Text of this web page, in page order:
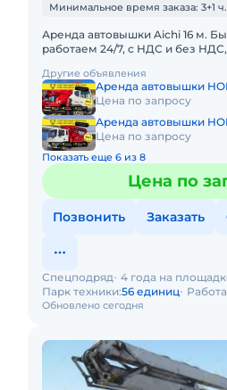
Минимальное время заказа: 3+1 ч.
Аренда автовышки Aichi 16 м.
работаем 24/7, с НДС и без
AICHI 16 МЕТРОВПредоставляем
Другие объявления
Аренда автовышки
Цена по запросу
Аренда автовышки
Цена по запросу
Показать еще 6 из 8
Цена по
Позвонить Заказать
Обновлено сегодня
Спецподряд 4 года на
Парк техники:56 единиц